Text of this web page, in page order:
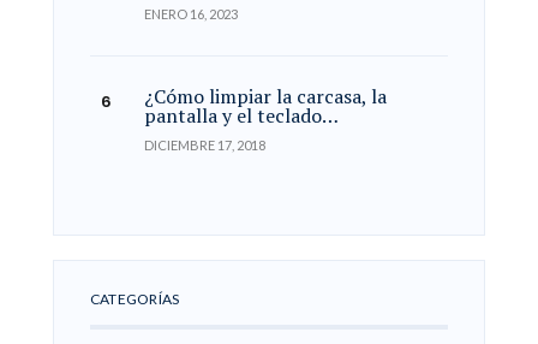
ENERO 16, 2023
¿Cómo limpiar la carcasa, la
pantalla y el teclado…
DICIEMBRE 17, 2018
CATEGORÍAS